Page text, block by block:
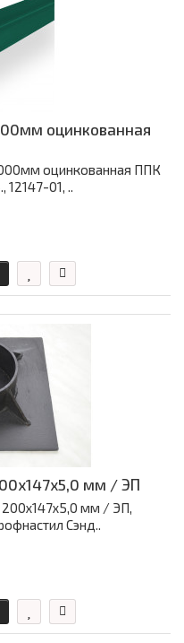
оцинкованная
оцинкованная ППК
12147-01, ..
мм / ЭП
200x147x5,0 мм / ЭП,
Сэнд..